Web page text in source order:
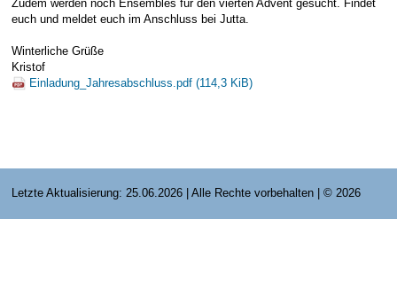
Zudem werden noch Ensembles für den vierten Advent gesucht. Findet
euch und meldet euch im Anschluss bei Jutta.
Winterliche Grüße
Kristof
Einladung_Jahresabschluss.pdf (114,3 KiB)
Letzte Aktualisierung: 25.06.2026 | Alle Rechte vorbehalten | © 2026